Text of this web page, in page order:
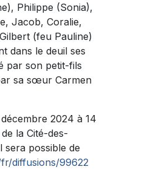
Philippe (Sonia),
Jacob, Coralie,
(feu Pauline)
dans le deuil ses
par son petit-fils
sa sœur Carmen
2024 à 14
la Cité-des-
sera possible de
diffusions/99622